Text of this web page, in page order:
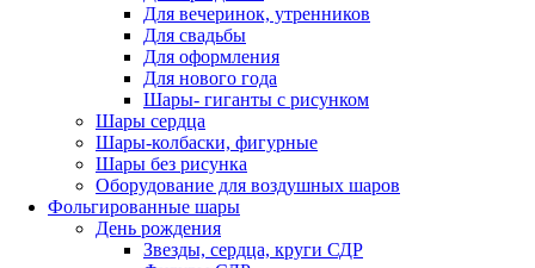
Для вечеринок, утренников
Для свадьбы
Для оформления
Для нового года
Шары- гиганты с рисунком
Шары сердца
Шары-колбаски, фигурные
Шары без рисунка
Оборудование для воздушных шаров
Фольгированные шары
День рождения
Звезды, сердца, круги СДР